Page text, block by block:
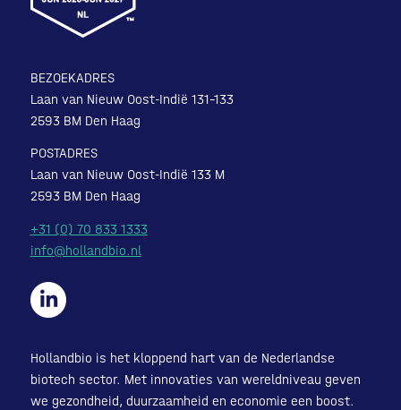
BEZOEKADRES
Laan van Nieuw Oost-Indië 131-133
2593 BM Den Haag
POSTADRES
Laan van Nieuw Oost-Indië 133 M
2593 BM Den Haag
+31 (0) 70 833 1333
info@hollandbio.nl
Hollandbio is het kloppend hart van de Nederlandse
biotech sector. Met innovaties van wereldniveau geven
we gezondheid, duurzaamheid en economie een boost.